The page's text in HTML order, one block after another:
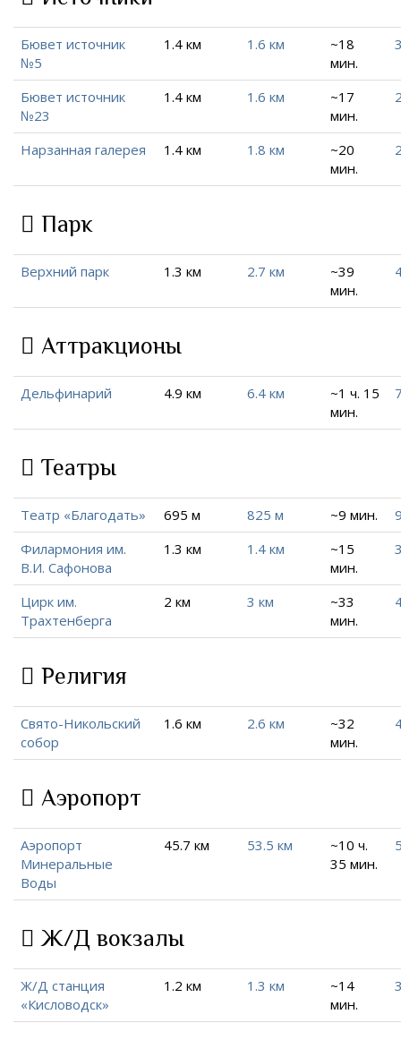
Бювет источник
№5
1.4 км 1.6 км
~18
мин.
Бювет источник
№23
1.4 км 1.6 км
~17
мин.
Нарзанная галерея 1.4 км 1.8 км
~20
мин.
Парк
Верхний парк 1.3 км 2.7 км
~39
мин.
Аттракционы
Дельфинарий 4.9 км 6.4 км
~1 ч. 15
мин.
Театры
Театр «Благодать» 695 м 825 м ~9 мин.
Филармония им.
В.И. Сафонова
1.3 км 1.4 км
~15
мин.
Цирк им.
Трахтенберга
2 км 3 км
~33
мин.
Религия
Свято-Никольский
собор
1.6 км 2.6 км
~32
мин.
Аэропорт
Аэропорт
Минеральные
Воды
45.7 км 53.5 км
~10 ч.
35 мин.
Ж/Д вокзалы
Ж/Д станция
«Кисловодск»
1.2 км 1.3 км
~14
мин.